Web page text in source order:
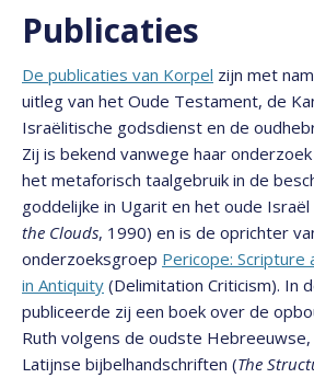
Publicaties
De publicaties van Korpel zijn met
uitleg van het Oude Testament, de
Israëlitische godsdienst en de
Zij is bekend vanwege haar
het metaforisch taalgebruik in de
goddelijke in Ugarit en het oude
the Clouds, 1990) en is de oprichter
onderzoeksgroep Pericope: Scripture
in Antiquity (Delimitation Criticism). In
publiceerde zij een boek over de
Ruth volgens de oudste Hebreeuwse,
Latijnse bijbelhandschriften (The